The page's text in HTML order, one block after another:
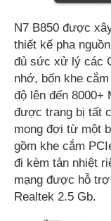
N7 B850 được
thiết kế pha
đủ sức xử lý các
nhớ, bốn khe
độ lên đến 8000+
được trang bị tất
mong đợi từ một
gồm khe cắm
đi kèm tản nhiệt
mạng được hỗ
Realtek 2.5 Gb.